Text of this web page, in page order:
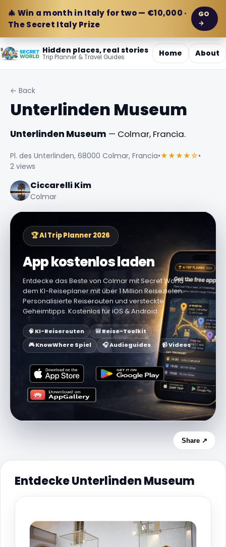
🎄 Win a month in Italy for two — €10,000 ·
The Secret Italy Prize
GO
→
Hidden places, real stories
Trip Planner & Travel Guides Home About
← Back
Unterlinden Museum
Unterlinden Museum — Colmar, Francia.
Pl. des Unterlinden, 68000 Colmar, Francia•★★★★☆•
2 views
Ciccarelli Kim
Colmar
🏆 AI Trip Planner 2026
App kostenlos laden
Entdecke das Beste von Colmar mit Secret World —
dem KI-Reiseplaner mit über 1 Million Reisezielen.
Personalisierte Reiserouten und versteckte
Geheimtipps. Kostenlos für iOS & Android.
🧠 KI-Reiserouten
🎒 Reise-Toolkit
🎮 KnowWhere Spiel
🎧 Audioguides 📹 Videos
Share ↗
Entdecke Unterlinden Museum